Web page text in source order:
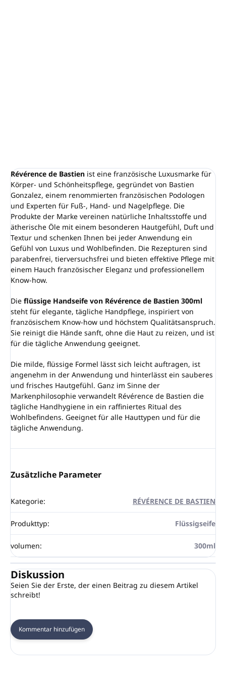
Révérence de Bastien ist eine französische Luxusmarke für
Körper- und Schönheitspflege, gegründet von Bastien
Gonzalez, einem renommierten französischen Podologen
und Experten für Fuß-, Hand- und Nagelpflege. Die
Produkte der Marke vereinen natürliche Inhaltsstoffe und
ätherische Öle mit einem besonderen Hautgefühl, Duft und
Textur und schenken Ihnen bei jeder Anwendung ein
Gefühl von Luxus und Wohlbefinden. Die Rezepturen sind
parabenfrei, tierversuchsfrei und bieten effektive Pflege mit
einem Hauch französischer Eleganz und professionellem
Know-how.
Die flüssige Handseife von Révérence de Bastien 300ml
steht für elegante, tägliche Handpflege, inspiriert von
französischem Know-how und höchstem Qualitätsanspruch.
Sie reinigt die Hände sanft, ohne die Haut zu reizen, und ist
für die tägliche Anwendung geeignet.
Die milde, flüssige Formel lässt sich leicht auftragen, ist
angenehm in der Anwendung und hinterlässt ein sauberes
und frisches Hautgefühl. Ganz im Sinne der
Markenphilosophie verwandelt Révérence de Bastien die
tägliche Handhygiene in ein raffiniertes Ritual des
Wohlbefindens. Geeignet für alle Hauttypen und für die
tägliche Anwendung.
Zusätzliche Parameter
Kategorie: RÉVÉRENCE DE BASTIEN
Produkttyp: Flüssigseife
volumen: 300ml
Diskussion
Seien Sie der Erste, der einen Beitrag zu diesem Artikel
schreibt!
Kommentar hinzufügen